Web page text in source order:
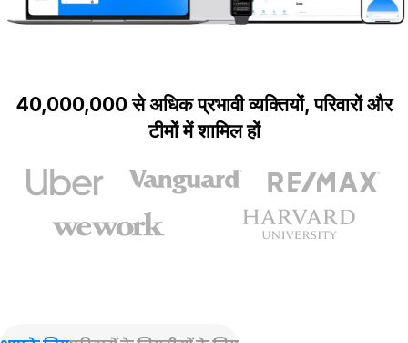
40,000,000 से अधिक प्रभावी व्यक्तियों, परिवारों और
टीमों में शामिल हों